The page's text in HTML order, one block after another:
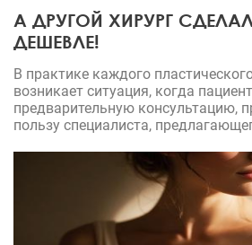
А ДРУГОЙ ХИРУРГ
ДЕШЕВЛЕ!
В практике каждого
возникает ситуация, когда
предварительную консультацию,
пользу специалиста,